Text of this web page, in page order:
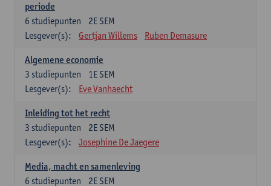
periode
2E SEM
6 studiepunten
Lesgever(s):
Gertjan Willems Ruben Demasure
Algemene economie
1E SEM
3 studiepunten
Lesgever(s):
Eve Vanhaecht
Inleiding tot het recht
2E SEM
3 studiepunten
Lesgever(s):
Josephine De Jaegere
Media, macht en samenleving
2E SEM
6 studiepunten